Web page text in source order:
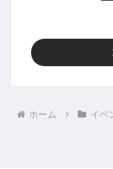
ホーム イベ